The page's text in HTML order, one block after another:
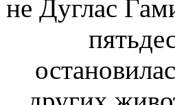
не Дуглас